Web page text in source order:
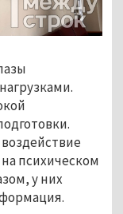
психическом
у них